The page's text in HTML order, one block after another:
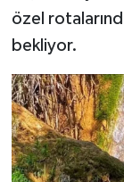
özel
bekliyor.